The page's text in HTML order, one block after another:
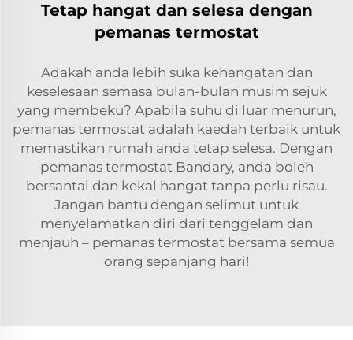
Tetap hangat dan selesa dengan
pemanas termostat
Adakah anda lebih suka kehangatan dan
keselesaan semasa bulan-bulan musim sejuk
yang membeku? Apabila suhu di luar menurun,
pemanas termostat adalah kaedah terbaik untuk
memastikan rumah anda tetap selesa. Dengan
pemanas termostat Bandary, anda boleh
bersantai dan kekal hangat tanpa perlu risau.
Jangan bantu dengan selimut untuk
menyelamatkan diri dari tenggelam dan
menjauh – pemanas termostat bersama semua
orang sepanjang hari!